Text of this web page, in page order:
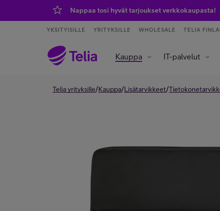
Nappaa tosi hyvät tarjoukset verkkokaupasta!
YKSITYISILLE YRITYKSILLE WHOLESALE TELIA
Kauppa IT-palvelut
Telia yrityksille/Kauppa/Lisätarvikkeet/